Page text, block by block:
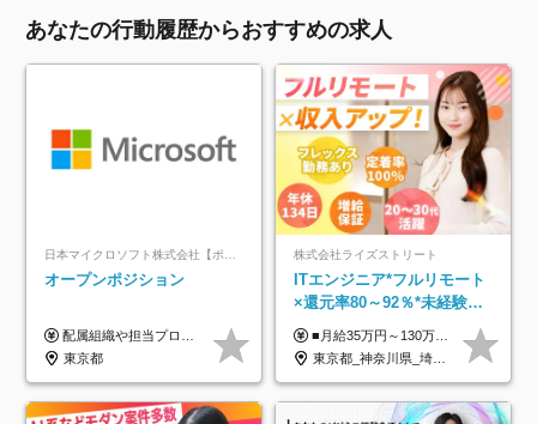
あなたの行動履歴からおすすめの求人
日本マイクロソフト株式会社【ポジションマッチ登録】
オープンポジション
配属組織や担当プロジェクトにより異なります。 ▼参考情報 ----------------------- 年俸650万～（1/12を月々支給） ※経験、能力を考慮の上、当社規定により優遇いたします。 ※時間外、休日出勤、深夜手当に対する賃金も基本年俸に含みます。
東京都
株式会社ライズストリート
ITエンジニア*フルリモート
×還元率80～92％*未経験歓
迎*年休134日*月給35万～*
定着率100%
■月給35万円～130万円＋賞与年2回＋各種手当 ※システムエンジニアの経験をお持ちの方は月給41万円以上＋賞与年2回（108万円～）＋手当 ■単価（年収）アップのチャンスは最大年12回 ※残業代は1分単位で100％全額支給。サービス残業などは一切ありません ※試用期間6ヵ月（試用期間中の待遇・給与に差はありません）
東京都_神奈川県_埼玉県_千葉県_大阪府_愛知県_北海道_青森県_岩手県_宮城県_秋田県_山形県_福島県_茨城県_栃木県_群馬県_新潟県_山梨県_長野県_富山県_石川県_福井県_静岡県_岐阜県_三重県_兵庫県_京都府_滋賀県_奈良県_和歌山県_広島県_岡山県_鳥取県_島根県_山口県_徳島県_香川県_愛媛県_高知県_福岡県_熊本県_佐賀県_長崎県_大分県_宮崎県_鹿児島県_沖縄県